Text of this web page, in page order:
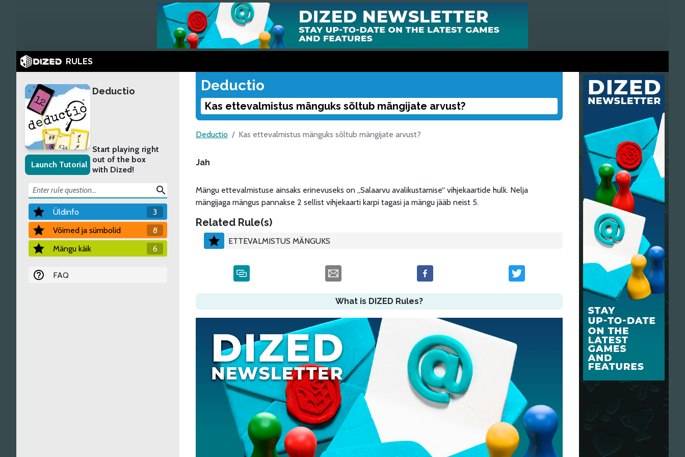
RULES
Launch Tutorial
Deductio
Start playing right
out of the box
with Dized!
search
Üldinfo
3
Võimed ja sümbolid
8
Mängu käik
6
FAQ
Deductio
Kas ettevalmistus mänguks sõltub mängijate arvust?
Deductio Kas ettevalmistus mänguks sõltub mängijate arvust?
Jah
Mängu ettevalmistuse ainsaks erinevuseks on „Salaarvu avalikustamise“ vihjekaartide hulk. Nelja
mängijaga mängus pannakse 2 sellist vihjekaarti karpi tagasi ja mängu jääb neist 5.
Related Rule(s)
ETTEVALMISTUS MÄNGUKS
What is DIZED Rules?